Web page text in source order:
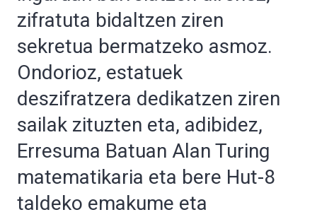
zifratuta bidaltzen ziren
sekretua bermatzeko asmoz.
Ondorioz, estatuek
deszifratzera dedikatzen ziren
sailak zituzten eta, adibidez,
Erresuma Batuan Alan Turing
matematikaria eta bere Hut-8
taldeko emakume eta